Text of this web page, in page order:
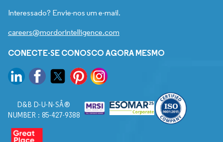
Interessado? Envie-nos um e-mail.
careers@mordorintelligence.com
CONECTE-SE CONOSCO AGORA MESMO
D&B D-U-N-SÂ®
NUMBER : 85-427-9388